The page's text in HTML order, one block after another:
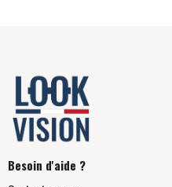
Besoin d'aide ?